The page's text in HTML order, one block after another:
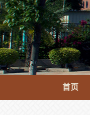
首页